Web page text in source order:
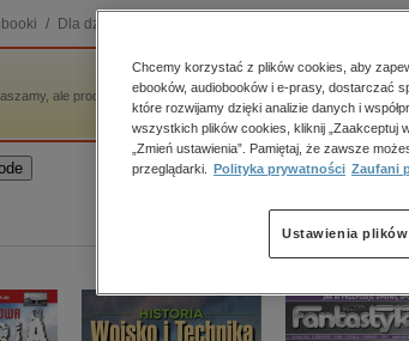
aranżacja wnętrz
branżowe, gospodarka
kultura
polityka, społeczno-
psychologiczne
inne
popularno-naukowe
historia
zdrowie
religie
Dla dzieci i młodzieży
ale produkt „Dziewczynka, której nie było” nie jest dostępny.
Chcemy korzystać z plików cookies, aby
ebooków, audiobooków i e-prasy, dostarczać
które rozwijamy dzięki analizie danych i
wszystkich plików cookies, kliknij „Zaakceptuj
„Zmień ustawienia”. Pamiętaj, że zawsze
przeglądarki.
Polityka prywatności Zaufani
Ustawienia